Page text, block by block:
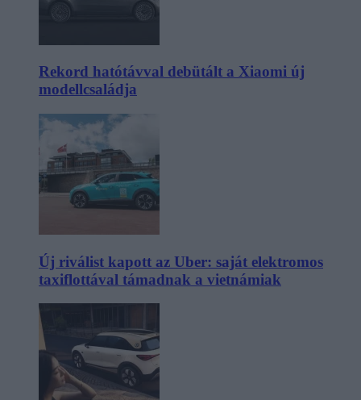
Rekord hatótávval debütált a Xiaomi új
modellcsaládja
Új riválist kapott az Uber: saját elektromos
taxiflottával támadnak a vietnámiak